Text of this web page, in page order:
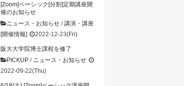
[Zoom]ベーシック[分割]定期講座開
催のお知らせ
ニュース・お知らせ /講演・講座
[開催情報]
2022-12-23(Fri)
阪大大学院博士課程を修了
PICKUP / ニュース・お知らせ
2022-09-22(Thu)